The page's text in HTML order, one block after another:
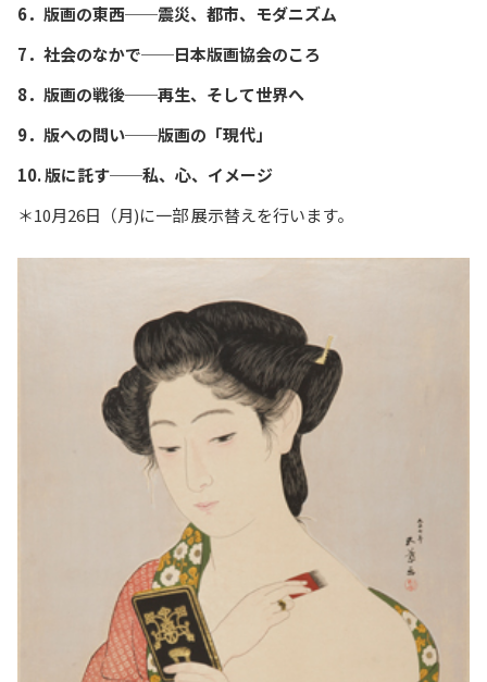
6．版画の東西──震災、都市、モダニズム
7．社会のなかで──日本版画協会のころ
8．版画の戦後──再生、そして世界へ
9．版への問い──版画の「現代」
10. 版に託す──私、心、イメージ
＊10月26日（月)に一部 展示替えを行います。